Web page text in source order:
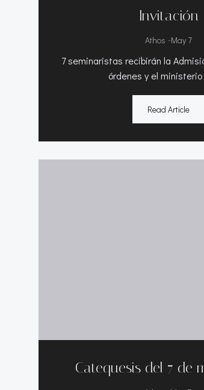
Invitación
Athos -May 7
7 seminaristas recibirán la
órdenes y el
Read Article
Catequesis del 7 de